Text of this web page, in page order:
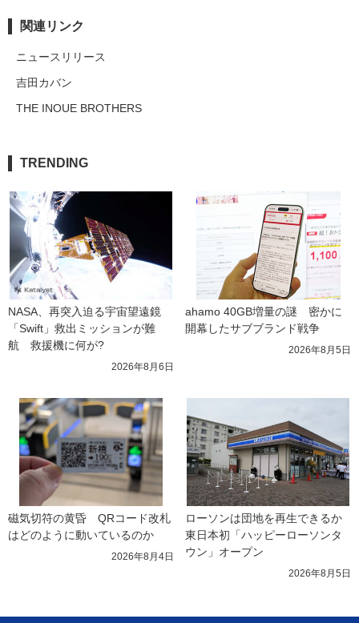
関連リンク
ニュースリリース
吉田カバン
THE INOUE BROTHERS
TRENDING
NASA、再突入迫る宇宙望遠鏡
「Swift」救出ミッションが難
航　救援機に何が?
2026年8月6日
ahamo 40GB増量の謎　密かに
開幕したサブブランド戦争
2026年8月5日
磁気切符の黄昏　QRコード改札
はどのように動いているのか
2026年8月4日
ローソンは団地を再生できるか
東日本初「ハッピーローソンタ
ウン」オープン
2026年8月5日